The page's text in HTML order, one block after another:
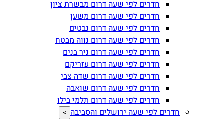
חדרים לפי שעה דרום מבשרת ציון
חדרים לפי שעה דרום משען
חדרים לפי שעה דרום נבטים
חדרים לפי שעה דרום נווה מבטח
חדרים לפי שעה דרום ניר בנים
חדרים לפי שעה דרום עזריקם
חדרים לפי שעה דרום שדה צבי
חדרים לפי שעה דרום שואבה
חדרים לפי שעה דרום תלמי בילו
חדרים לפי שעה ירושלים והסביבה >